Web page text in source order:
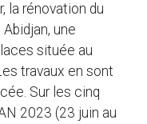
la rénovation du
une
située au
travaux en sont
Sur les cinq
2023 (23 juin au